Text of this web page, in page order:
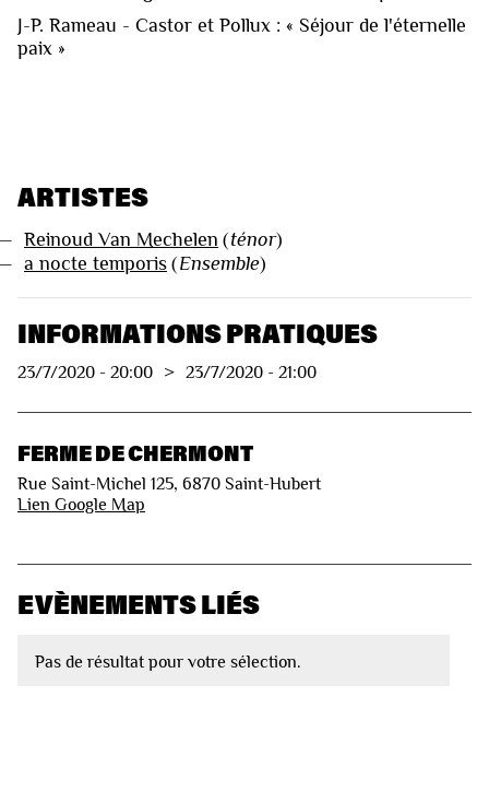
J-P. Rameau - Castor et Pollux : « Séjour de l'éternelle
paix »
ARTISTES
Reinoud Van Mechelen (ténor)
a nocte temporis (Ensemble)
INFORMATIONS PRATIQUES
23/7/2020 - 20:00 > 23/7/2020 - 21:00
FERME DE CHERMONT
Rue Saint-Michel 125, 6870 Saint-Hubert
Lien Google Map
EVÈNEMENTS LIÉS
Pas de résultat pour votre sélection.